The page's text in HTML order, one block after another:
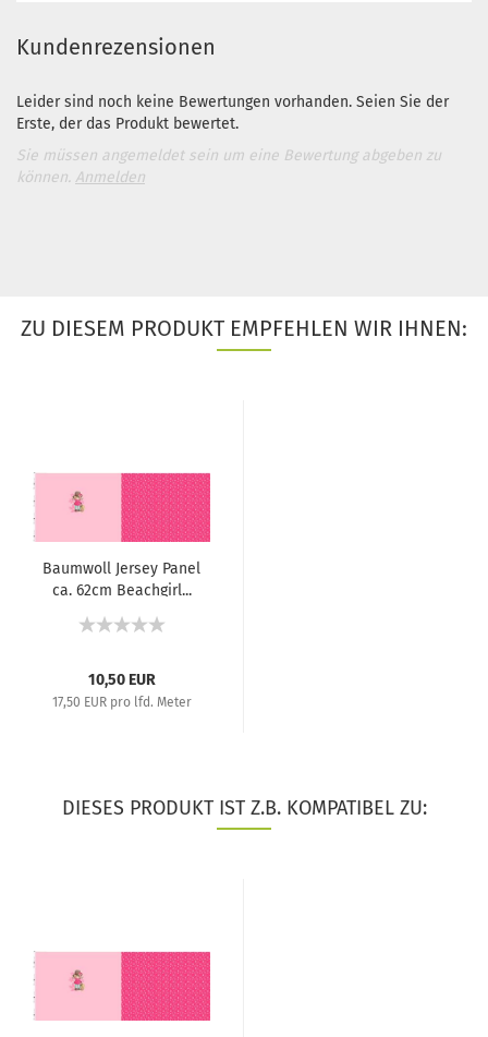
Kundenrezensionen
Leider sind noch keine Bewertungen vorhanden. Seien Sie der
Erste, der das Produkt bewertet.
Sie müssen angemeldet sein um eine Bewertung abgeben zu
können. Anmelden
ZU DIESEM PRODUKT EMPFEHLEN WIR IHNEN:
Baumwoll Jersey Panel
ca. 62cm Beachgirl...
10,50 EUR
17,50 EUR pro lfd. Meter
DIESES PRODUKT IST Z.B. KOMPATIBEL ZU: